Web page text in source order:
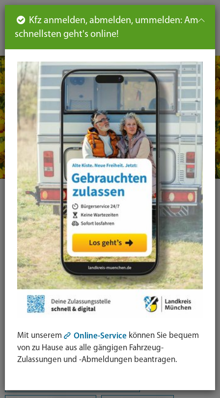
DE
Kategorie
Alle Kategorien Amtsblatt
Arbeit / Gewerbe / Jobcenter
Ausländerrecht & Integration Bauen und Wohnen
Bürgerschaftliches Engagement Chancengleichheit
Eltern- und Jugendberatungsstelle
Freizeit / Kultur / Sport Jugendhilfeplanung
Landratsamt Mobilität
Seiteninhalt
Hauptnavigation
Seitennavigation
leichte
Sprache
Kfz anmelden, abmelden, ummelden: Am
schnellsten geht's online!
Mit unserem Online-Service können Sie bequem
von zu Hause aus alle gängigen Fahrzeug-
Zulassungen und -Abmeldungen beantragen.